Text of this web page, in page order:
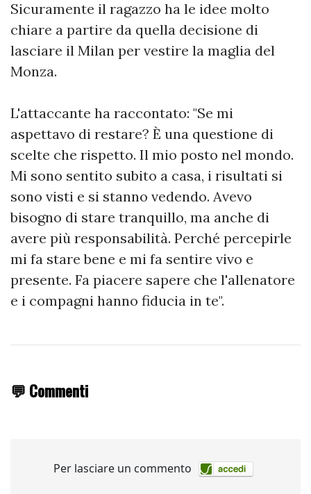
Sicuramente il ragazzo ha le idee molto
chiare a partire da quella decisione di
lasciare il Milan per vestire la maglia del
Monza.
L'attaccante ha raccontato: "Se mi
aspettavo di restare? È una questione di
scelte che rispetto. Il mio posto nel mondo.
Mi sono sentito subito a casa, i risultati si
sono visti e si stanno vedendo. Avevo
bisogno di stare tranquillo, ma anche di
avere più responsabilità. Perché percepirle
mi fa stare bene e mi fa sentire vivo e
presente. Fa piacere sapere che l'allenatore
e i compagni hanno fiducia in te".
💬 Commenti